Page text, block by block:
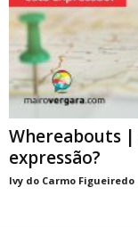
Whereabouts |
expressão?
Ivy do Carmo Figueiredo